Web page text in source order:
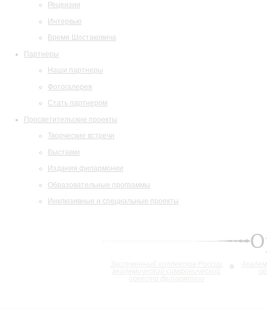
Рецензии
Интервью
Время Шостаковича
Партнеры
Наши партнеры
Фотогалерея
Стать партнером
Просветительские проекты
Творческие встречи
Выставки
Издания филармонии
Образовательные программы
Инклюзивные и специальные проекты